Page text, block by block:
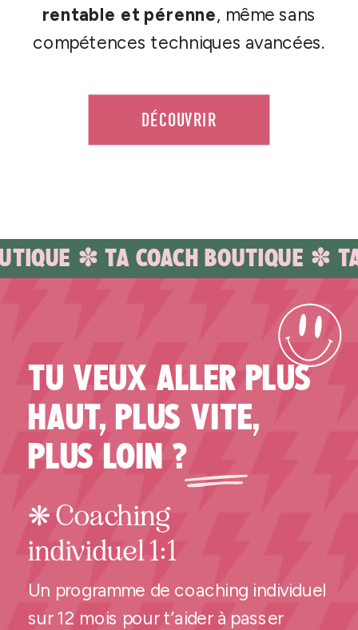
DÉCOUVRIR
rentable et pérenne, même sans
compétences techniques avancées.
✽ TA COACH BOUTIQUE
TU VEUX ALLER PLUS
HAUT, PLUS VITE,
PLUS LOIN ?
❋ Coaching
individuel 1:1
Un programme de coaching individuel
sur 12 mois pour t’aider à passer